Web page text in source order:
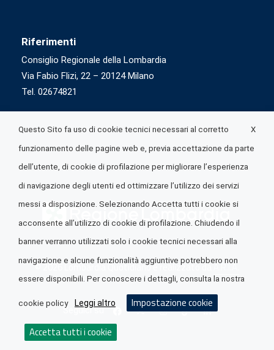
Riferimenti
Consiglio Regionale della Lombardia
Via Fabio Flizi, 22 – 20124 Milano
Tel. 02674821
© 2026 Lombardia Quotidiano è realizzato daA.R.I.A.
Seguici su
X
Questo Sito fa uso di cookie tecnici necessari al corretto
funzionamento delle pagine web e, previa accettazione da parte
dell’utente, di cookie di profilazione per migliorare l’esperienza
di navigazione degli utenti ed ottimizzare l’utilizzo dei servizi
messi a disposizione. Selezionando Accetta tutti i cookie si
acconsente all’utilizzo di cookie di profilazione. Chiudendo il
banner verranno utilizzati solo i cookie tecnici necessari alla
navigazione e alcune funzionalità aggiuntive potrebbero non
essere disponibili. Per conoscere i dettagli, consulta la nostra
cookie policy Leggi altro Impostazione cookie
Accetta tutti i cookie